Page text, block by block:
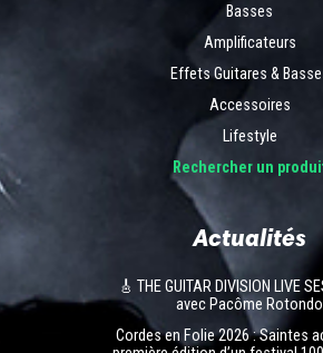
Basses
Amplificateurs
Effets Guitares &
Accessoires
Lifestyle
Rechercher un
Actualités
🎸 THE GUITAR DIVISION LIVE
avec Pacôme Rotondo
Cordes en Folie 2026 : Saintes